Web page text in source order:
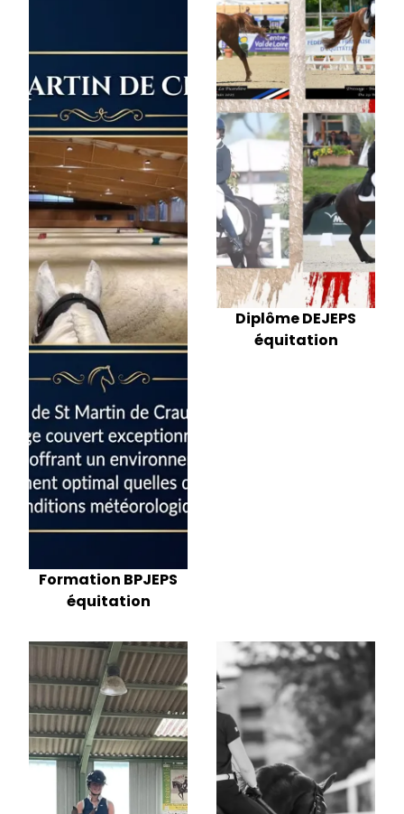
Formation BPJEPS
équitation
Diplôme DEJEPS
équitation